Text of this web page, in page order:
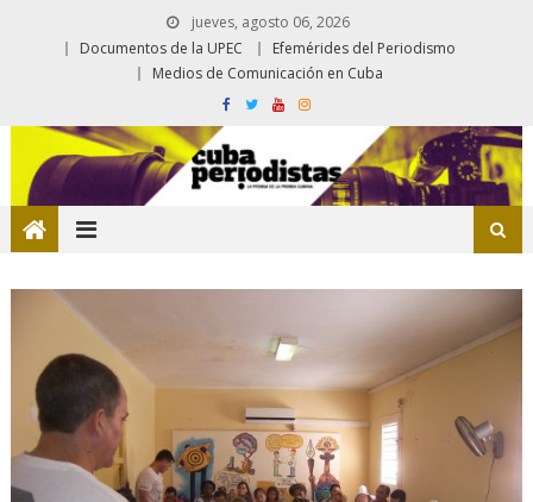
jueves, agosto 06, 2026
Documentos de la UPEC
Efemérides del Periodismo
Medios de Comunicación en Cuba